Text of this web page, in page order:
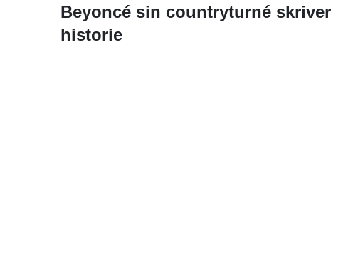
Beyoncé sin countryturné skriver
historie